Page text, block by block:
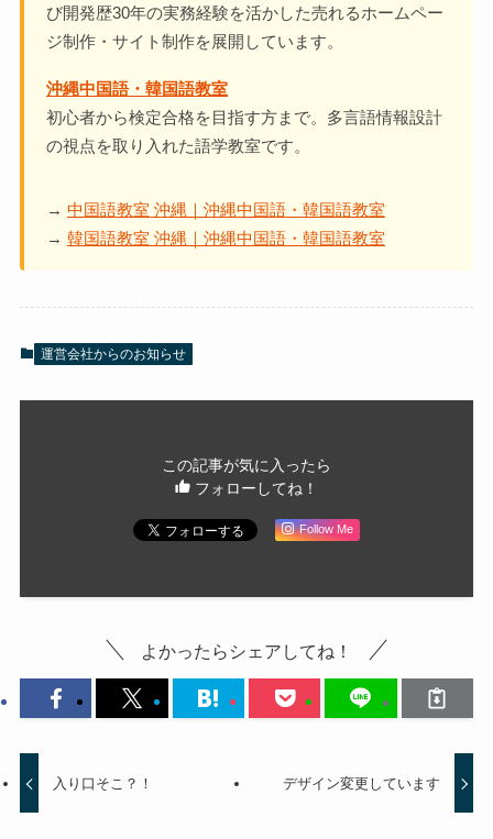
び開発歴30年の実務経験を活かした売れるホームペー
ジ制作・サイト制作を展開しています。
沖縄中国語・韓国語教室
初心者から検定合格を目指す方まで。多言語情報設計
の視点を取り入れた語学教室です。
→ 中国語教室 沖縄｜沖縄中国語・韓国語教室
→ 韓国語教室 沖縄｜沖縄中国語・韓国語教室
運営会社からのお知らせ
この記事が気に入ったら
フォローしてね！
Follow Me
よかったらシェアしてね！
入り口そこ？！ デザイン変更しています